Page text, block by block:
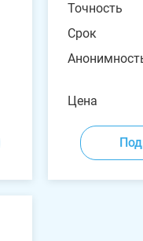
Точность
Срок
Цена